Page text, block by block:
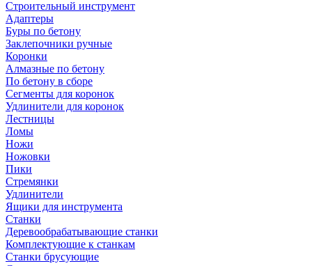
Строительный инструмент
Адаптеры
Буры по бетону
Заклепочники ручные
Коронки
Алмазные по бетону
По бетону в сборе
Сегменты для коронок
Удлинители для коронок
Лестницы
Ломы
Ножи
Ножовки
Пики
Стремянки
Удлинители
Ящики для инструмента
Станки
Деревообрабатывающие станки
Комплектующие к станкам
Станки брусующие